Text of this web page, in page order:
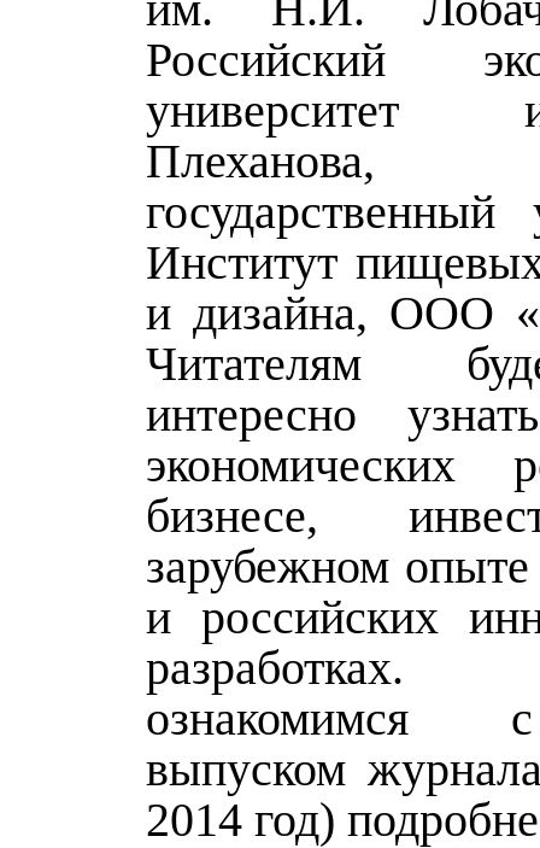
Российский
Плеханова,
государственный
Институт
и дизайна, ООО
Читателям
интересно
экономических
бизнесе,
зарубежном
и российских
ознакомимся
выпуском
2014 год)